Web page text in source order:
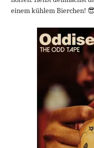
einem kühlem Bierchen!